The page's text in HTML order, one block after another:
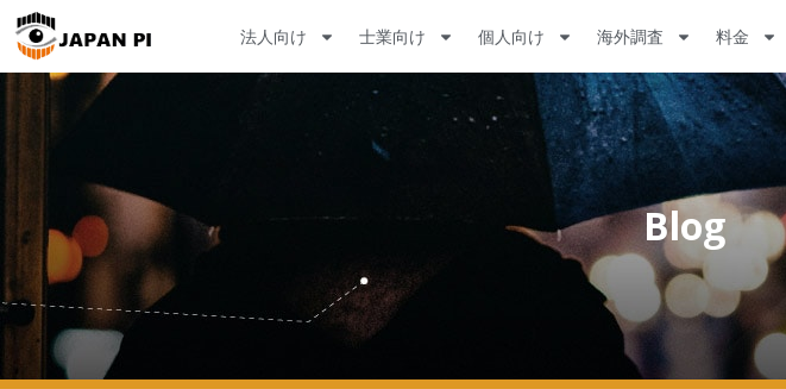
法人向け 士業向け 個人向け 海外調査 料金
Blog